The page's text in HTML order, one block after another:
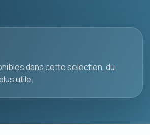
dans cette selection, du
utile.